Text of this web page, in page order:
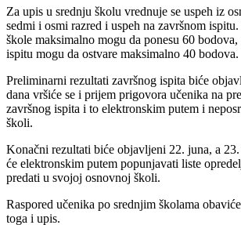
Za upis u srednju školu vrednuje se uspeh iz
sedmi i osmi razred i uspeh na završnom
škole maksimalno mogu da ponesu 60
ispitu mogu da ostvare maksimalno 40 bodova.
Preliminarni rezultati završnog ispita biće
dana vršiće se i prijem prigovora učenika na
završnog ispita i to elektronskim putem i
školi.
Konačni rezultati biće objavljeni 22. juna, a
će elektronskim putem popunjavati liste
predati u svojoj osnovnoj školi.
Raspored učenika po srednjim školama
toga i upis.